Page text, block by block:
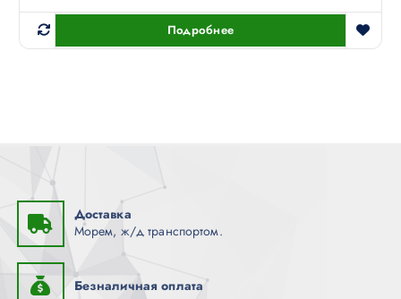
Подробнее
Доставка
Морем, ж/д транспортом.
Безналичная оплата